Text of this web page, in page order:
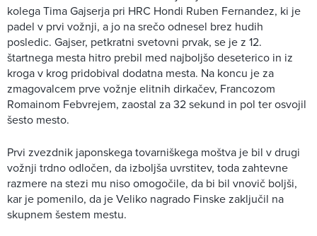
kolega Tima Gajserja pri HRC Hondi Ruben Fernandez, ki je
padel v prvi vožnji, a jo na srečo odnesel brez hudih
posledic. Gajser, petkratni svetovni prvak, se je z 12.
štartnega mesta hitro prebil med najboljšo deseterico in iz
kroga v krog pridobival dodatna mesta. Na koncu je za
zmagovalcem prve vožnje elitnih dirkačev, Francozom
Romainom Febvrejem, zaostal za 32 sekund in pol ter osvojil
šesto mesto.
Prvi zvezdnik japonskega tovarniškega moštva je bil v drugi
vožnji trdno odločen, da izboljša uvrstitev, toda zahtevne
razmere na stezi mu niso omogočile, da bi bil vnovič boljši,
kar je pomenilo, da je Veliko nagrado Finske zaključil na
skupnem šestem mestu.